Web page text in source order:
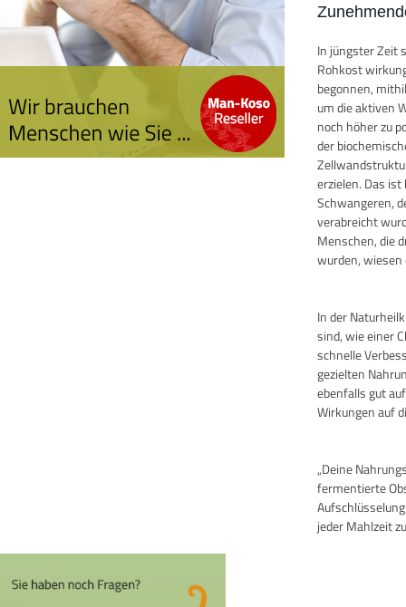
In jüngster Zeit
Rohkost
begonnen,
um die aktiven
noch höher zu
der
erzielen. Das
Schwangeren,
verabreicht
Menschen, die
wurden, wiesen
In der
sind, wie einer
schnelle
gezielten
ebenfalls gut
Wirkungen auf
„Deine
fermentierte
jeder Mahlzeit